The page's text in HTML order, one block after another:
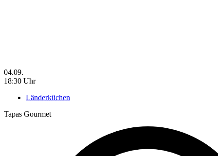
04.09.
18:30 Uhr
Länderküchen
Tapas Gourmet